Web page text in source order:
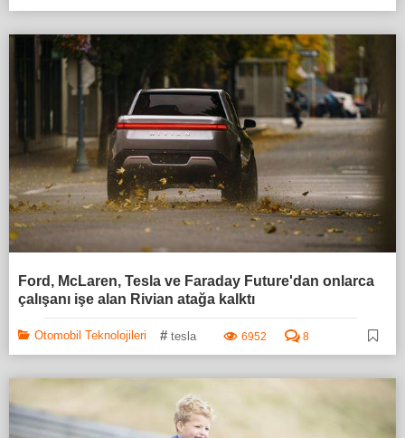
Ford, McLaren, Tesla ve Faraday Future'dan onlarca
çalışanı işe alan Rivian atağa kalktı
Otomobil Teknolojileri # tesla 6952 8